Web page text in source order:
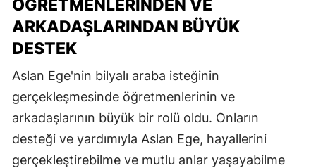
ÖĞRETMENLERINDEN VE
ARKADAŞLARINDAN BÜYÜK
DESTEK
Aslan Ege'nin bilyalı araba isteğinin
gerçekleşmesinde öğretmenlerinin ve
arkadaşlarının büyük bir rolü oldu. Onların
desteği ve yardımıyla Aslan Ege, hayallerini
gerçekleştirebilme ve mutlu anlar yaşayabilme